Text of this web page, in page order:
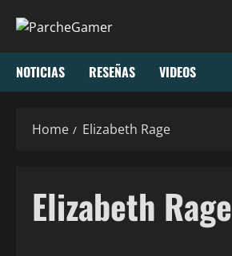
NOTICIAS RESEÑAS VIDEOS
Home Elizabeth Rage
Elizabeth Rage